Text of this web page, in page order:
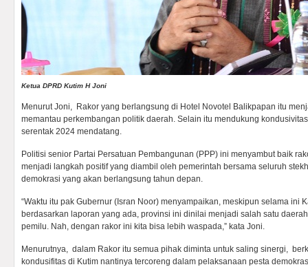
Ketua DPRD Kutim H Joni
Menurut Joni, Rakor yang berlangsung di Hotel Novotel Balikpapan itu
memantau perkembangan politik daerah. Selain itu mendukung
serentak 2024 mendatang.
Politisi senior Partai Persatuan Pembangunan (PPP) ini menyambut baik
menjadi langkah positif yang diambil oleh pemerintah bersama seluruh
demokrasi yang akan berlangsung tahun depan.
“Waktu itu pak Gubernur (Isran Noor) menyampaikan, meskipun selama ini
berdasarkan laporan yang ada, provinsi ini dinilai menjadi salah satu
pemilu. Nah, dengan rakor ini kita bisa lebih waspada,” kata Joni.
Menurutnya, dalam Rakor itu semua pihak diminta untuk saling sinergi,
kondusifitas di Kutim nantinya tercoreng dalam pelaksanaan pesta